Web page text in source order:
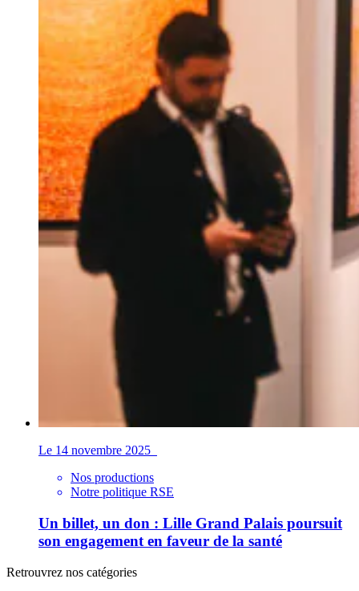
Le 14 novembre 2025
Nos productions
Notre politique RSE
Un billet, un don : Lille Grand Palais poursuit
son engagement en faveur de la santé
Retrouvrez nos catégories